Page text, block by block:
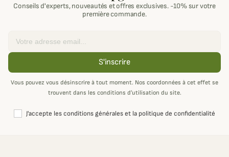
Conseils d'experts, nouveautés et offres exclusives. -10% sur votre
première commande.
S'inscrire
Vous pouvez vous désinscrire à tout moment. Nos coordonnées à cet effet se
trouvent dans les conditions d’utilisation du site.
J'accepte les conditions générales et la politique de confidentialité